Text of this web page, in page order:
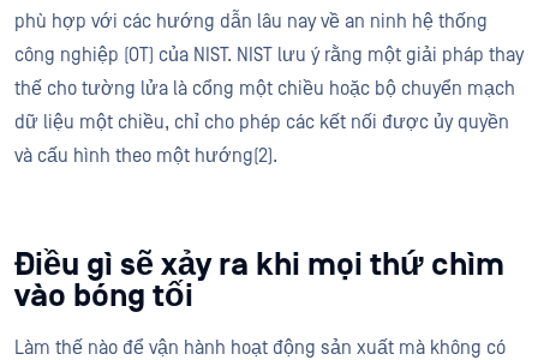
phù hợp với các hướng dẫn lâu nay về an ninh hệ thống
công nghiệp (OT) của NIST. NIST lưu ý rằng một giải pháp thay
thế cho tường lửa là cổng một chiều hoặc bộ chuyển mạch
dữ liệu một chiều, chỉ cho phép các kết nối được ủy quyền
và cấu hình theo một hướng​(2)​.
Điều gì sẽ xảy ra khi mọi thứ chìm
vào bóng tối
Làm thế nào để vận hành hoạt động sản xuất mà không có